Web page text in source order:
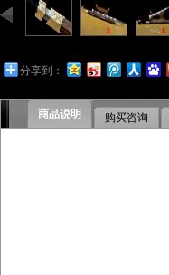
分享到：
商品说明 购买咨询